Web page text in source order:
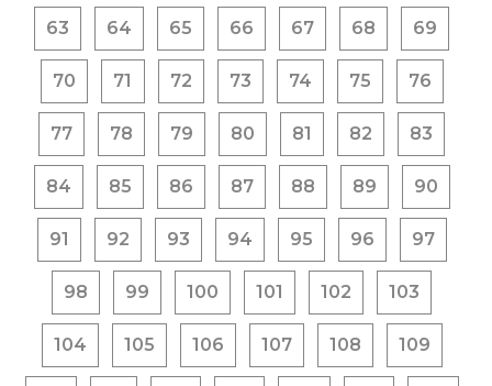
63 64 65 66 67 68 69
70 71 72 73 74 75 76
77 78 79 80 81 82 83
84 85 86 87 88 89 90
91 92 93 94 95 96 97
98 99 100 101 102 103
104 105 106 107 108 109